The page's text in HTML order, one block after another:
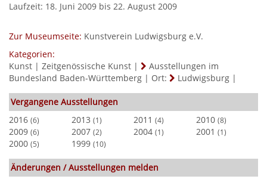
Laufzeit: 18. Juni 2009 bis 22. August 2009
Zur Museumseite: Kunstverein Ludwigsburg e.V.
Kategorien:
Kunst | Zeitgenössische Kunst |
Ausstellungen im
Bundesland Baden-Württemberg | Ort: Ludwigsburg |
Vergangene Ausstellungen
2016 (6) 2013 (1) 2011 (4) 2010 (8)
2009 (6) 2007 (2) 2004 (1) 2001 (1)
2000 (5) 1999 (10)
Änderungen / Ausstellungen melden